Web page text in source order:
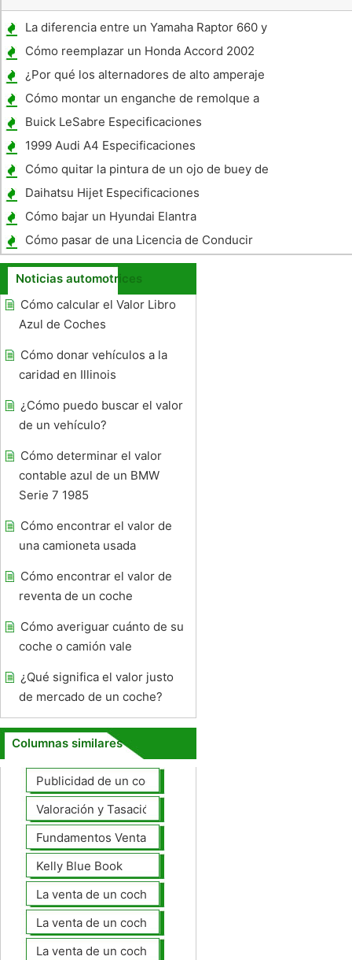
La diferencia entre un Yamaha Raptor 660 y
un 700
Cómo reemplazar un Honda Accord 2002
Filtro
¿Por qué los alternadores de alto amperaje
?
Cómo montar un enganche de remolque a
un Ford Escort
Buick LeSabre Especificaciones
1999 Audi A4 Especificaciones
Cómo quitar la pintura de un ojo de buey de
latón
Daihatsu Hijet Especificaciones
Cómo bajar un Hyundai Elantra
Cómo pasar de una Licencia de Conducir
Driving Test Habilidades
Noticias automotrices
Cómo calcular el Valor Libro
Azul de Coches
Cómo donar vehículos a la
caridad en Illinois
¿Cómo puedo buscar el valor
de un vehículo?
Cómo determinar el valor
contable azul de un BMW
Serie 7 1985
Cómo encontrar el valor de
una camioneta usada
Cómo encontrar el valor de
reventa de un coche
Cómo averiguar cuánto de su
coche o camión vale
¿Qué significa el valor justo
de mercado de un coche?
Columnas similares
Publicidad de un coche para la venta
Valoración y Tasación
Fundamentos Venta de coches
Kelly Blue Book
La venta de un coche en línea
La venta de un coche usted mismo
La venta de un coche a un taller de